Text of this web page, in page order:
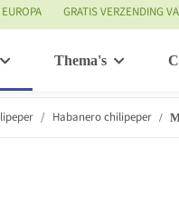
GRATIS VERZENDING
Thema's
Habanero chilipeper